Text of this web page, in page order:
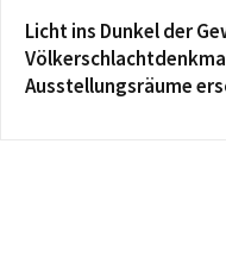
Licht ins Dunkel der
Ausstellungsräume